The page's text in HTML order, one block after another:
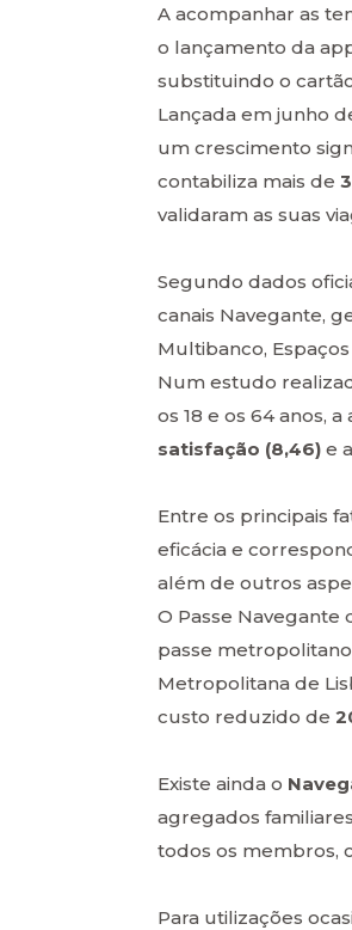
A acompanhar as
o lançamento da
substituindo o
Lançada em junho
um crescimento
contabiliza mais de
validaram as suas
Segundo dados
canais Navegante,
Multibanco,
Num estudo
os 18 e os 64 anos,
satisfação (8,46) e a
Entre os principais
eficácia e
além de outros
O Passe Navegante
passe
Metropolitana de
custo reduzido de
Existe ainda o
agregados
todos os membros,
Para utilizações